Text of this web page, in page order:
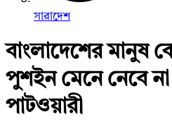
সারাদেশ
বাংলাদেশের মানুষ
পুশইন মেনে নেবে না
পাটওয়ারী